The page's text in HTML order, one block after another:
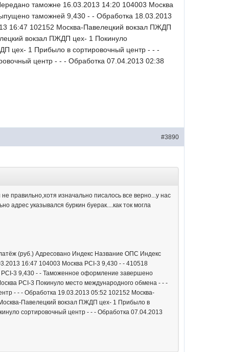
таможне 16.03.2013 14:20 104003 Москва
таможней 9,430 - - Обработка 18.03.2013
16:47 102152 Москва-Павелецкий вокзал ПЖДП
вокзал ПЖДП цех- 1 Покинуло
цех- 1 Прибыло в сортировочный центр - - -
центр - - - Обработка 07.04.2013 02:38
#3890
правильно,хотя изначально писалось все верно...у нас
адрес указывался буркин буерак....как ток могла
(руб.) Адресовано Индекс Название ОПС Индекс
16:47 104003 Москва PCI-3 9,430 - - 410518
3 9,430 - - Таможенное оформление завершено
PCI-3 Покинуло место международного обмена - - -
- - - Обработка 19.03.2013 05:52 102152 Москва-
Павелецкий вокзал ПЖДП цех- 1 Прибыло в
сортировочный центр - - - Обработка 07.04.2013